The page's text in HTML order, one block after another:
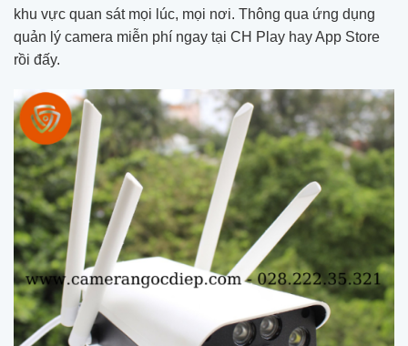
khu vực quan sát mọi lúc, mọi nơi. Thông qua ứng dụng
quản lý camera miễn phí ngay tại CH Play hay App Store
rồi đấy.